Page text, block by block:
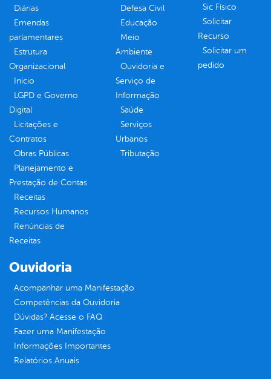
Diárias
Emendas
parlamentares
Estrutura
Organizacional
Inicio
LGPD e Governo
Digital
Licitações e
Contratos
Obras Públicas
Planejamento e
Prestação de Contas
Receitas
Recursos Humanos
Renúncias de
Receitas
Defesa Civil
Educação
Meio
Ambiente
Ouvidoria e
Serviço de
Informação
Saúde
Serviços
Urbanos
Tributação
Sic Físico
Solicitar
Recurso
Solicitar um
pedido
Ouvidoria
Acompanhar uma Manifestação
Competências da Ouvidoria
Dúvidas? Acesse o FAQ
Fazer uma Manifestação
Informações Importantes
Relatórios Anuais